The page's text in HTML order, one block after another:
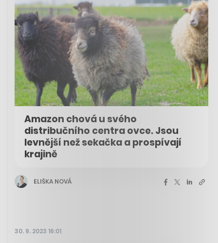
Amazon chová u svého
distribučního centra ovce. Jsou
levnější než sekačka a prospívají
krajině
ELIŠKA NOVÁ
30. 9. 2023 16:01